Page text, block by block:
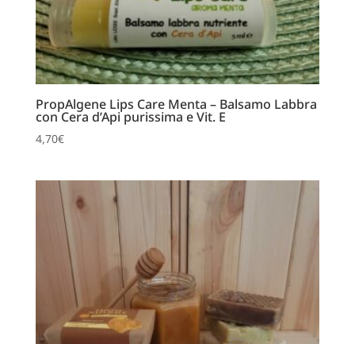
PropAlgene Lips Care Menta – Balsamo Labbra
con Cera d’Api purissima e Vit. E
4,70€